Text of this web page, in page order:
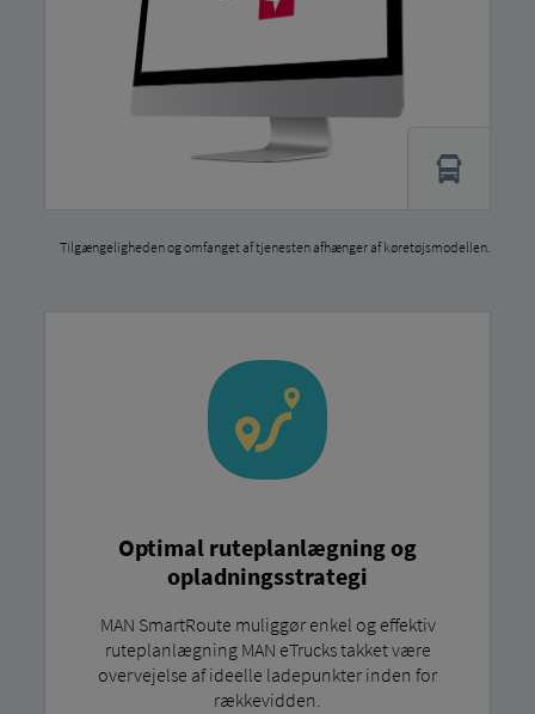
Tilgængeligheden og omfanget af tjenesten afhænger af køretøjsmodellen.
Optimal ruteplanlægning og
opladningsstrategi
MAN SmartRoute muliggør enkel og effektiv
ruteplanlægning MAN eTrucks takket være
overvejelse af ideelle ladepunkter inden for
rækkevidden.